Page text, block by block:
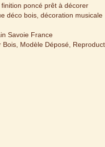
poncé prêt à décorer
déco bois, décoration musicale
Savoie France
Bois, Modèle Déposé,